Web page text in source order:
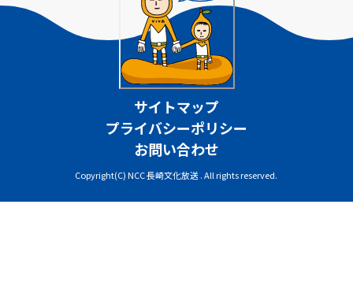
サイトマップ
プライバシーポリシー
お問い合わせ
Copyright(C) NCC 長崎文化放送 . All rights reserved.